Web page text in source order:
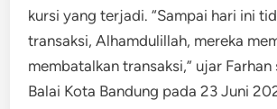
kursi yang terjadi. “Sampai hari ini
transaksi, Alhamdulillah, mereka
membatalkan transaksi,” ujar
Balai Kota Bandung pada 23 Juni